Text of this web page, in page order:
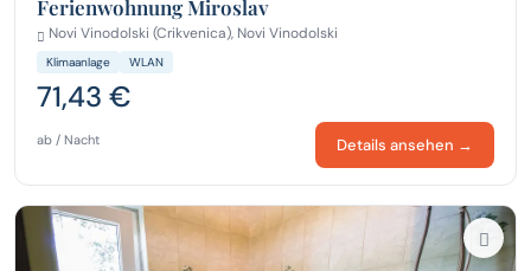
Ferienwohnung Miroslav
Novi Vinodolski (Crikvenica), Novi Vinodolski
Klimaanlage WLAN
71,43 €
ab / Nacht Details ansehen →